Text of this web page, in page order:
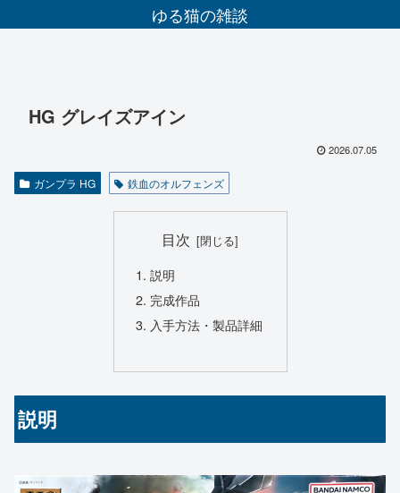
ゆる猫の雑談
HG グレイズアイン
2026.07.05
ガンプラ HG 鉄血のオルフェンズ
目次
説明
完成作品
入手方法・製品詳細
説明